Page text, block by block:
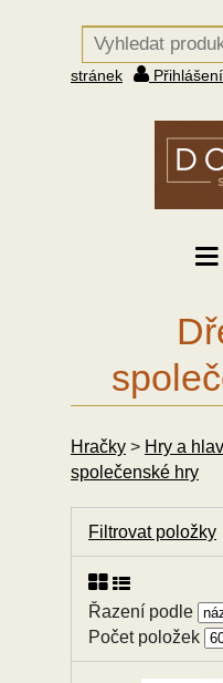
stránek
Hračky > Hry a
společenské hry
Filtrovat položky
Řazení podle
Počet položek